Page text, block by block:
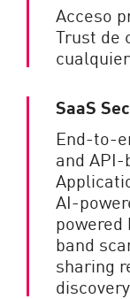
Acceso
Trust de
SaaS
End-to-
and API-
AI-
powered
band
sharing